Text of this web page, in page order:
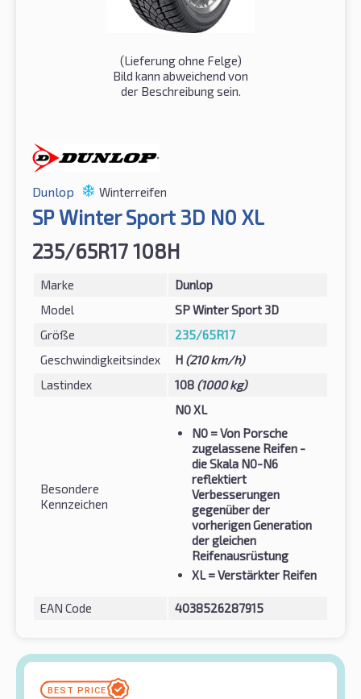
(Lieferung ohne Felge)
Bild kann abweichend von
der Beschreibung sein.
Dunlop Winterreifen
SP Winter Sport 3D N0 XL
235/65R17 108H
Marke
Dunlop
Model
SP Winter Sport 3D
Größe
235/65R17
Geschwindigkeitsindex
H (210 km/h)
Lastindex
108 (1000 kg)
Besondere
Kennzeichen
N0 XL
N0 = Von Porsche
zugelassene Reifen -
die Skala N0-N6
reflektiert
Verbesserungen
gegenüber der
vorherigen Generation
der gleichen
Reifenausrüstung
XL= Verstärkter Reifen
EAN Code 4038526287915